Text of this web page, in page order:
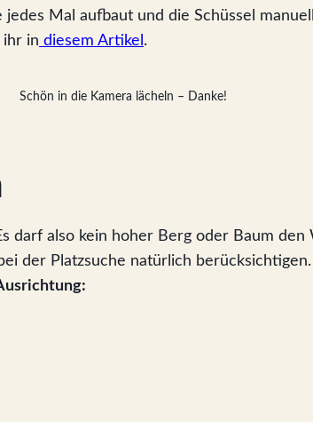
Mal aufbaut und die Schüssel
ihr in diesem Artikel .
Schön in die Kamera lächeln – Danke!
darf also kein hoher Berg oder Baum
der Platzsuche natürlich berücksichtigen.